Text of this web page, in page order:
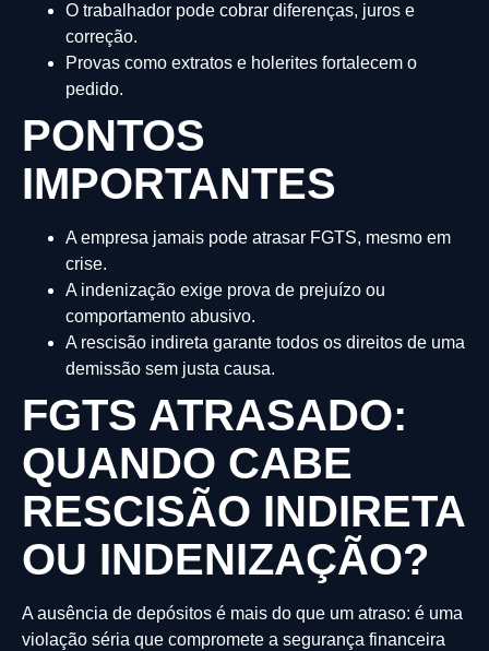
O trabalhador pode cobrar diferenças, juros e
correção.
Provas como extratos e holerites fortalecem o
pedido.
PONTOS
IMPORTANTES
A empresa jamais pode atrasar FGTS, mesmo em
crise.
A indenização exige prova de prejuízo ou
comportamento abusivo.
A rescisão indireta garante todos os direitos de uma
demissão sem justa causa.
FGTS ATRASADO:
QUANDO CABE
RESCISÃO INDIRETA
OU INDENIZAÇÃO?
A ausência de depósitos é mais do que um atraso: é uma
violação séria que compromete a segurança financeira